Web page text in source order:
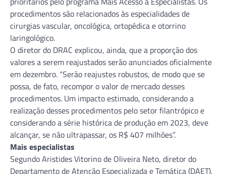
procedimentos são relacionados às especialidades de
cirurgias vascular, oncológica, ortopédica e otorrino
laringológico.
O diretor do DRAC explicou, ainda, que a proporção dos
valores a serem reajustados serão anunciados oficialmente
em dezembro. “Serão reajustes robustos, de modo que se
possa, de fato, recompor o valor de mercado desses
procedimentos. Um impacto estimado, considerando a
realização desses procedimentos pelo setor filantrópico e
considerando a série histórica de produção em 2023, deve
alcançar, se não ultrapassar, os R$ 407 milhões”.
Mais especialistas
Segundo Aristides Vitorino de Oliveira Neto, diretor do
Departamento de Atenção Especializada e Temática (DAET),